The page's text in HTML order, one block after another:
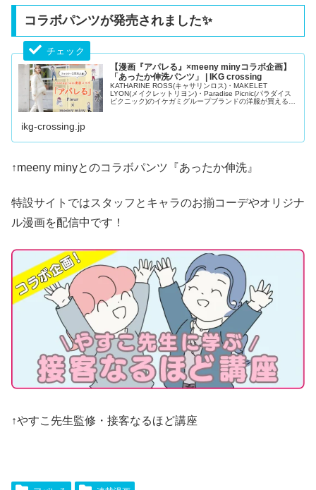
コラボパンツが発売されました✨
【漫画『アパレる』×meeny minyコラボ企画】
「あったか伸洗パンツ」 | IKG crossing
KATHARINE ROSS(キャサリンロス)・MAKELET
LYON(メイクレットリヨン)・Paradise Picnic(パラダイス
ピクニック)のイケガミグループブランドの洋服が買える公
ikg-crossing.jp
↑meeny minyとのコラボパンツ『あったか伸洗』
特設サイトではスタッフとキャラのお揃コーデやオリジナ
ル漫画を配信中です！
↑やすこ先生監修・接客なるほど講座